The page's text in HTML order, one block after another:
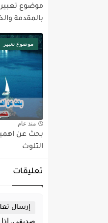
موضوع
بالمقدمة
موضوع تعبير
منذ عام
بحث عن
التلوث
تعليقات
إرسال
صديقي. إذا